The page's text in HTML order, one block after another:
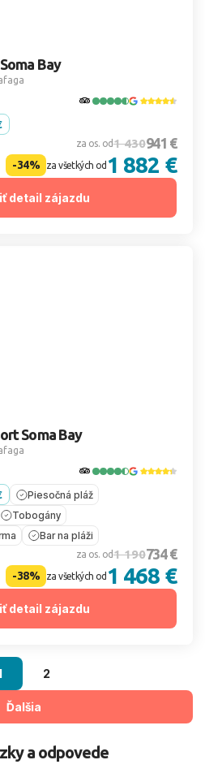
Bay
za os. od1 430941 €
-34% za všetkých od 1 882 €
detail zájazdu
Soma Bay
Piesočná pláž
Tobogány
Bar na pláži
za os. od1 190734 €
-38% za všetkých od 1 468 €
detail zájazdu
2
Ďalšia
a odpovede